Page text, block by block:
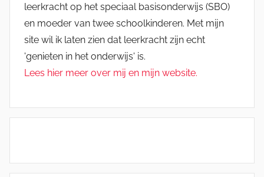
leerkracht op het speciaal basisonderwijs (SBO)
en moeder van twee schoolkinderen. Met mijn
site wil ik laten zien dat leerkracht zijn echt
'genieten in het onderwijs' is.
Lees hier meer over mij en mijn website.